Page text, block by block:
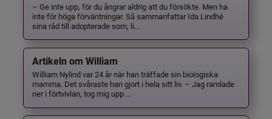
– Ge inte upp, för du ångrar aldrig att du försökte. Men ha
inte för höga förväntningar. Så sammanfattar Ida Lindhé
sina råd till adopterade som, li...
Artikeln om William
William Nylind var 24 år när han träffade sin biologiska
mamma. Det svåraste han gjort i hela sitt liv. – Jag ramlade
ner i förtvivlan, tog mig upp ...